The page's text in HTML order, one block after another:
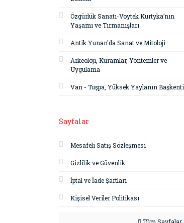
Özgürlük Sanatı-Voytek Kurtyka’nın
Yaşamı ve Tırmanışları
Antik Yunan'da Sanat ve Mitoloji
Arkeoloji, Kuramlar, Yöntemler ve
Uygulama
Van - Tuşpa, Yüksek Yaylanın Başkenti
Sayfalar
Mesafeli Satış Sözleşmesi
Gizlilik ve Güvenlik
İptal ve İade Şartları
Kişisel Veriler Politikası